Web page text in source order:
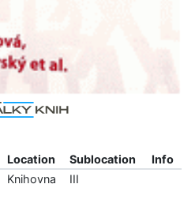
Location Sublocation
Info
Knihovna III